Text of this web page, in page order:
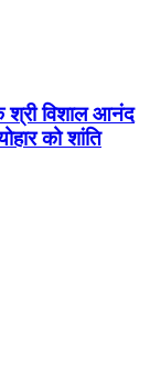
श्री विशाल आनंद
को शांति